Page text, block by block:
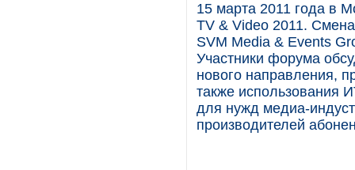
15 марта 2011 года в
TV & Video 2011.
SVM Media & Events
Участники форума
нового направления,
также использования
для нужд медиа-
производителей